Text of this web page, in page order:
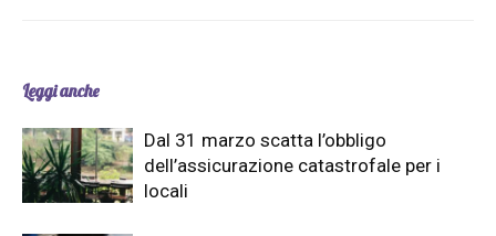
Leggi anche
Dal 31 marzo scatta l’obbligo
dell’assicurazione catastrofale per i
locali